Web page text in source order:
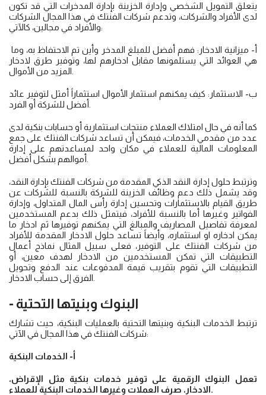
يتعلق التمويل الشخصي وإدارة الخزينة بإدارة المدخرات التي قد تكون
لدى الأفراد والشركات، وتدعم شركات الفنتك في هذا المجال الشركات
والأفراد في مجالين، كالآتي:
أ‌- ميزانية الادخار: فهم أفضل للمبلغ المدخر وأين تم الاحتفاظ به، وما
هي العوائد التي يستلمونها مقابل ادخارهم لها، وتوفير طرق لادخار
ب‌- الاستثمار: كيف يمكنهم استثمار الأموال استثماراً أمثل لتوفير عائد
كما أنه في حال امتلاك العملاء منتجات استثمارية أو حسابات بنكية لدى
عدد من مقدمي الخدمات، فيمكن أن تساعد شركات الفنتك على جمع
المعلومات المالية للعملاء في مكان واحد لمساعدتهم على إدارة
وترتبط حلول إدارة النقد الذكي المقدمة من شركات الفنتك بإدارة النقد،
وقد يشمل ذلك دعم وظائف الخزينة للشركة بالنسبة للشركات عن
طريق القيام بالاستثمارات وتحسين إدارة رأس المال المتداول، وإدارة
الفواتير وغيرها أما بالنسبة للأفراد، فيتمثل ذلك بدعم المستخدمين
لمعرفة تفاصيل المصاريف والمبالغ التي يمكنهم توفيرها ثم ادخار ما
يمكن ادخاره او استثماره، وأيضاً تساعد حلول الادخار المقدمة للأفراد
من شركات الفنتك على التوفير، فعلى سبيل المثال نماذج أعمال
التطبيقات التي تمكن المستخدمين من الادخار لهدف معين، أو
التطبيقات التي تقوم بتقريب قيمة المدفوعات عند الدفع وتحويل
- البنوك وبنيتها التحتية
ترتبط الخدمات البنكية وبنيتها التحتية بالعمليات البنكية، حيث تشارك
شركات الفنتك في هذا المجال في الآتي:
أ- الخدمات البنكية
تعمل البنوك الرقمية على توفير خدمات بنكية مثل الإقراض،
الادخار، صرف العملات وغيرها الخدمات البنكية للعملاء.